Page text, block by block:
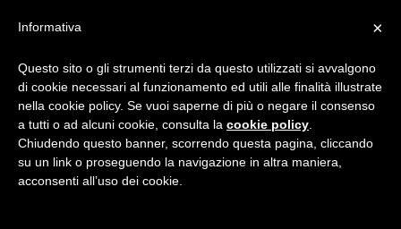
No Thanks INSTALL
×
Informativa
Questo sito o gli strumenti terzi da questo utilizzati si avvalgono
di cookie necessari al funzionamento ed utili alle finalità illustrate
nella cookie policy. Se vuoi saperne di più o negare il consenso
a tutti o ad alcuni cookie, consulta la cookie policy
Chiudendo questo banner, scorrendo questa pagina, cliccando
su un link o proseguendo la navigazione in altra maniera,
acconsenti all’uso dei cookie.